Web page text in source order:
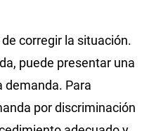
corregir la situación.
puede presentar una
demanda. Para
por discriminación